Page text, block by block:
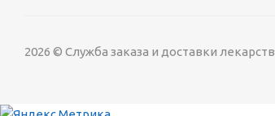
2026 © Служба заказа и доставки